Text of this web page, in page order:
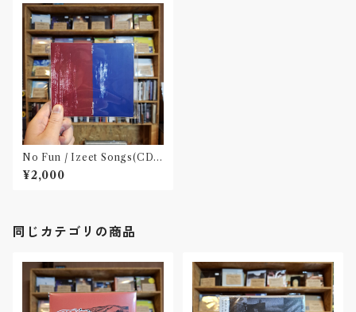
No Fun / Izeet Songs(CD)
〝京都〟
¥2,000
同じカテゴリの商品